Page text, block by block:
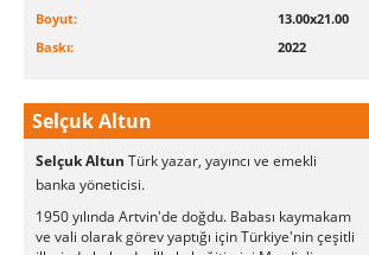
Boyut:
13.00x21.00
Baskı:
2022
Selçuk Altun
Selçuk Altun Türk yazar, yayıncı ve emekli
banka yöneticisi.
1950 yılında Artvin'de doğdu. Babası kaymakam
ve vali olarak görev yaptığı için Türkiye'nin çeşitli